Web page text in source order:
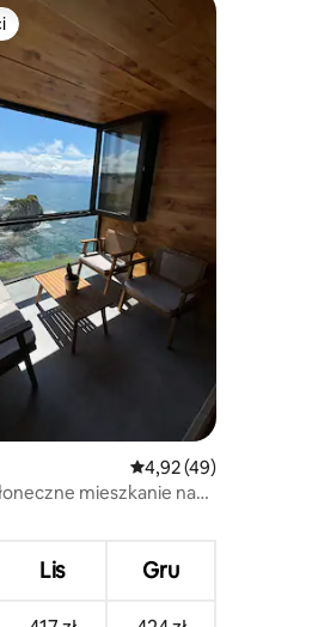
recenzji: 235
z kategorii Wybór gości
Średnia ocena: 4,92
4,92 (49)
mieszkanie nad
Lis Gru